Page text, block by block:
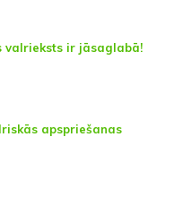
valrieksts ir jāsaglabā!
apspriešanas